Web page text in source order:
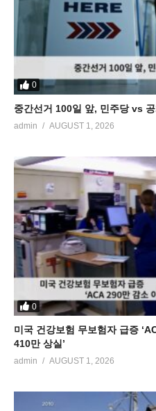
0
중간선거 100일 앞, 민주당 vs
admin AUGUST 1, 2026
0
미국 건강보험 무보험자 급증
410만 상실’
admin AUGUST 1, 2026